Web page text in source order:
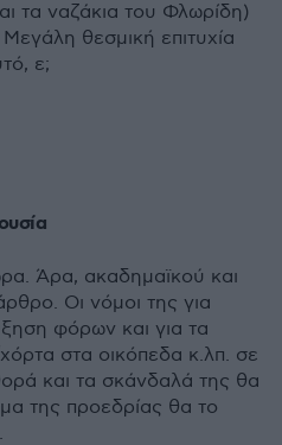
τα ναζάκια του Φλωρίδη)
θεσμική επιτυχία
ε;
Άρα, ακαδημαϊκού και
Οι νόμοι της για
φόρων και για τα
στα οικόπεδα κ.λπ. σε
και τα σκάνδαλά της θα
της προεδρίας θα το